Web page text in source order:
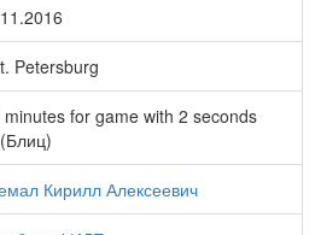
Petersburg
minutes for game with 2 seconds
Кирилл Алексеевич